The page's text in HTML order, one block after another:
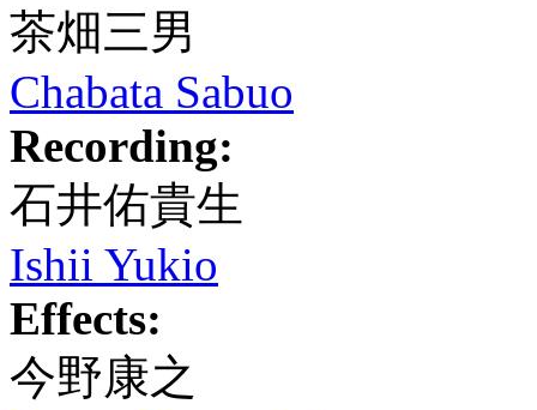
茶畑三男
Chabata Sabuo
Recording:
石井佑貴生
Ishii Yukio
Effects:
今野康之